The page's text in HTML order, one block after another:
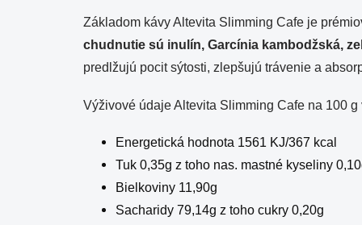
Základom kávy Altevita Slimming Cafe je
chudnutie sú inulín, Garcínia kambodžská,
predlžujú pocit sýtosti, zlepšujú trávenie a
Výživové údaje Altevita Slimming Cafe na 100
Energetická hodnota 1561 KJ/367 kcal
Tuk 0,35g z toho nas. mastné kyseliny
Bielkoviny 11,90g
Sacharidy 79,14g z toho cukry 0,20g